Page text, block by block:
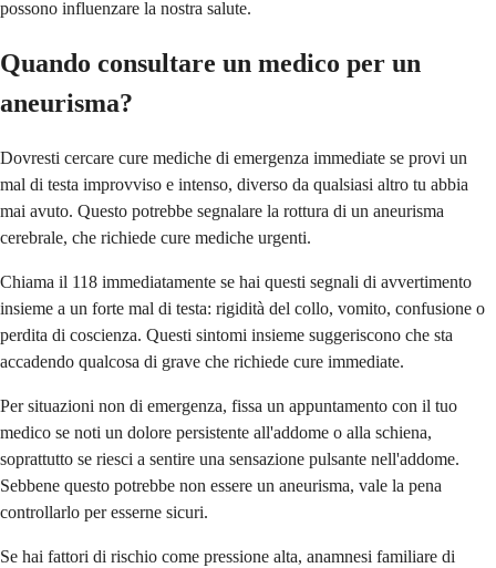
possono influenzare la nostra salute.
Quando consultare un medico per un
aneurisma?
Dovresti cercare cure mediche di emergenza immediate se provi un
mal di testa improvviso e intenso, diverso da qualsiasi altro tu abbia
mai avuto. Questo potrebbe segnalare la rottura di un aneurisma
cerebrale, che richiede cure mediche urgenti.
Chiama il 118 immediatamente se hai questi segnali di avvertimento
insieme a un forte mal di testa: rigidità del collo, vomito, confusione o
perdita di coscienza. Questi sintomi insieme suggeriscono che sta
accadendo qualcosa di grave che richiede cure immediate.
Per situazioni non di emergenza, fissa un appuntamento con il tuo
medico se noti un dolore persistente all'addome o alla schiena,
soprattutto se riesci a sentire una sensazione pulsante nell'addome.
Sebbene questo potrebbe non essere un aneurisma, vale la pena
controllarlo per esserne sicuri.
Se hai fattori di rischio come pressione alta, anamnesi familiare di